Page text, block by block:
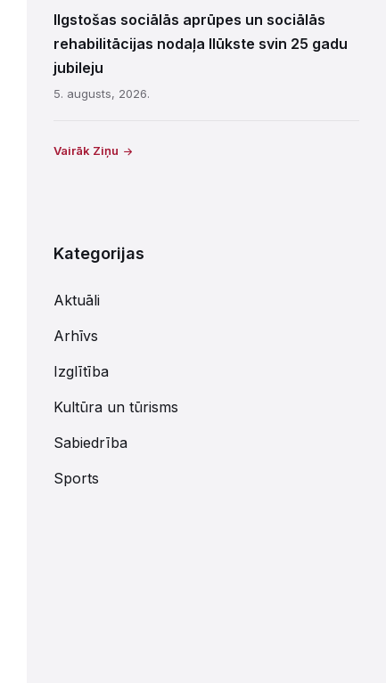
Ilgstošas sociālās aprūpes un sociālās
rehabilitācijas nodaļa Ilūkste svin 25 gadu
jubileju
5. augusts, 2026.
Vairāk Ziņu
Kategorijas
Aktuāli
Arhīvs
Izglītība
Kultūra un tūrisms
Sabiedrība
Sports